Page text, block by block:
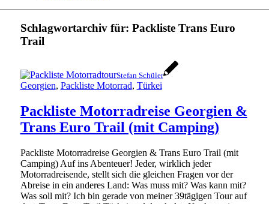
Schlagwortarchiv für: Packliste Trans Euro
Trail
Stefan Schüler
Georgien, Packliste Motorrad, Türkei
Packliste Motorradreise Georgien &
Trans Euro Trail (mit Camping)
Packliste Motorradreise Georgien & Trans Euro Trail (mit
Camping) Auf ins Abenteuer! Jeder, wirklich jeder
Motorradreisende, stellt sich die gleichen Fragen vor der
Abreise in ein anderes Land: Was muss mit? Was kann mit?
Was soll mit? Ich bin gerade von meiner 39tägigen Tour auf